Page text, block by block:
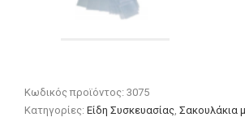
Κωδικός προϊόντος:3075
Κατηγορίες:Είδη Συσκευασίας,Σακουλάκια